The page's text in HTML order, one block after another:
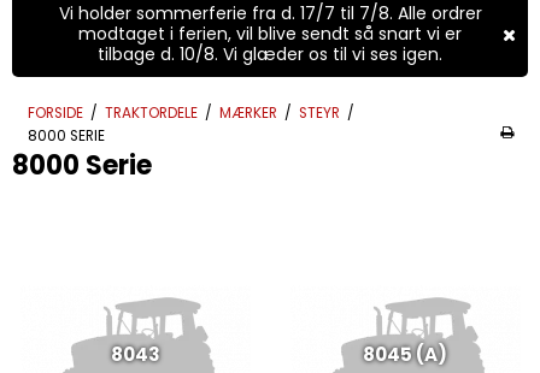
Vi holder sommerferie fra d. 17/7 til 7/8. Alle ordrer
modtaget i ferien, vil blive sendt så snart vi er
tilbage d. 10/8. Vi glæder os til vi ses igen.
FORSIDE / TRAKTORDELE / MÆRKER / STEYR /
8000 SERIE
8000 Serie
8043 8045 (A)